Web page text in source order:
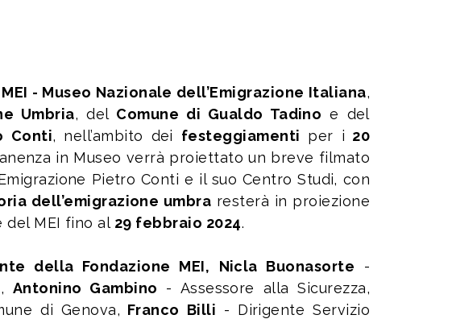
MEI - Museo Nazionale dell’Emigrazione Italiana,
Umbria, del Comune di Gualdo Tadino e del
Conti, nell’ambito dei festeggiamenti per i 20
in Museo verrà proiettato un breve filmato
Pietro Conti e il suo Centro Studi, con
dell’emigrazione umbra resterà in proiezione
del MEI fino al 29 febbraio 2024.
della Fondazione MEI, Nicla Buonasorte -
Antonino Gambino - Assessore alla Sicurezza,
di Genova, Franco Billi - Dirigente Servizio